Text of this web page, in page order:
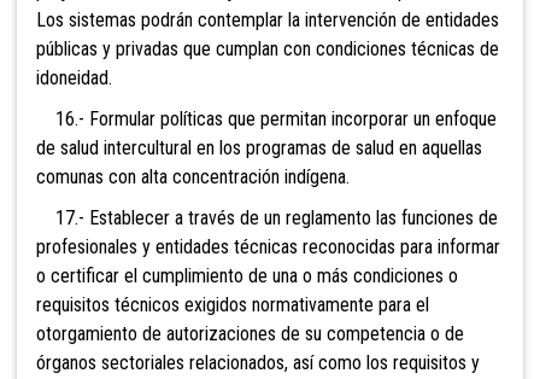
Los sistemas podrán contemplar la intervención de entidades
públicas y privadas que cumplan con condiciones técnicas de
idoneidad.
16.- Formular políticas que permitan incorporar un enfoque
de salud intercultural en los programas de salud en aquellas
comunas con alta concentración indígena.
17.- Establecer a través de un reglamento las funciones de
profesionales y entidades técnicas reconocidas para informar
o certificar el cumplimiento de una o más condiciones o
requisitos técnicos exigidos normativamente para el
otorgamiento de autorizaciones de su competencia o de
órganos sectoriales relacionados, así como los requisitos y